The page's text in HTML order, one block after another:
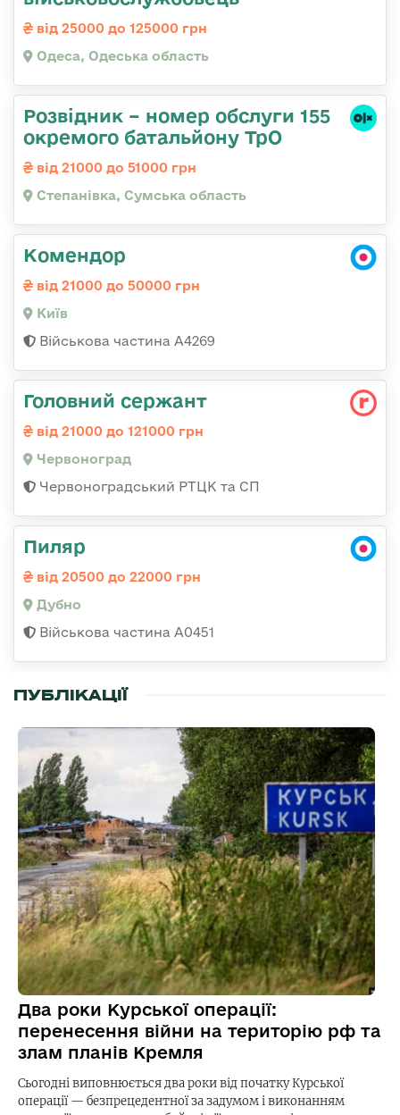
від 25000 до 125000 грн
Одеса, Одеська область
Розвідник – номер обслуги 155
окремого батальйону ТрО
від 21000 до 51000 грн
Степанівка, Сумська область
Комендор
від 21000 до 50000 грн
Київ
Військова частина А4269
Головний сержант
від 21000 до 121000 грн
Червоноград
Червоноградський РТЦК та СП
Пиляр
від 20500 до 22000 грн
Дубно
Військова частина А0451
ПУБЛІКАЦІЇ
Два роки Курської операції:
перенесення війни на територію рф та
злам планів Кремля
Сьогодні виповнюється два роки від початку Курської
операції — безпрецедентної за задумом і виконанням